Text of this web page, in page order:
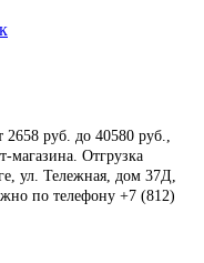
руб. до 40580 руб.,
магазина. Отгрузка
ул. Тележная, дом 37Д,
по телефону +7 (812)